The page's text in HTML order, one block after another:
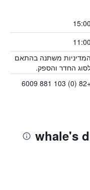
15:00
11:00
המדיניות משתנה בהתאם
החדר והספק.
+82 (0)